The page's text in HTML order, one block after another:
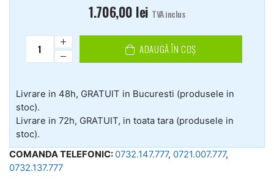
1.706,00 lei TVA inclus
ADAUGĂ ÎN COȘ
Livrare in 48h, GRATUIT in Bucuresti (produsele in
stoc).
Livrare in 72h, GRATUIT, in toata tara (produsele in
stoc).
COMANDA TELEFONIC: 0732.147.777, 0721.007.777,
0732.137.777